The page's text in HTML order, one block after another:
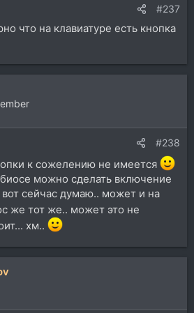
#237
что на клавиатуре есть кнопка
#238
к сожелению не имеется
можно сделать включение
вот сейчас думаю.. может и на
же тот же.. может это не
хм..